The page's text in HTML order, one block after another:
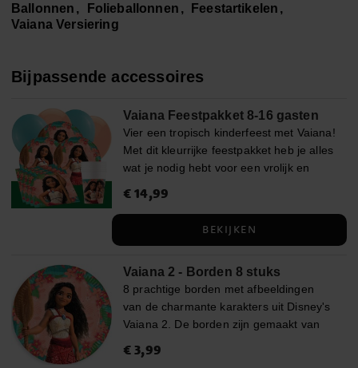
Ballonnen Folieballonnen
Feestartikelen
Vaiana Versiering
Bijpassende accessoires
Vaiana Feestpakket 8-16 gasten
Vier een tropisch kinderfeest met Vaiana!
Met dit kleurrijke feestpakket heb je alles
wat je nodig hebt voor een vrolijk en
papieren bekers en servetten tonen
turquoise en perzikkleurige ballonnen
tafelkleed zorgen voor een warme en
feestelijke sfeer. Met een kant-en-klaar
feestpakket organiseer je eenvoudig en
snel een onvergetelijk verjaardagsfeest
vol blije kinderen en zomerse
gezelligheid. Maak het feest compleet
Prijs: € 14,99
€ 14,99
BEKIJKEN
Vaiana 2 - Borden 8 stuks
8 prachtige borden met afbeeldingen
van de charmante karakters uit Disney's
Vaiana 2. De borden zijn gemaakt van
karton en hebben een diameter van
Prijs:€ 3,99
€ 3,99